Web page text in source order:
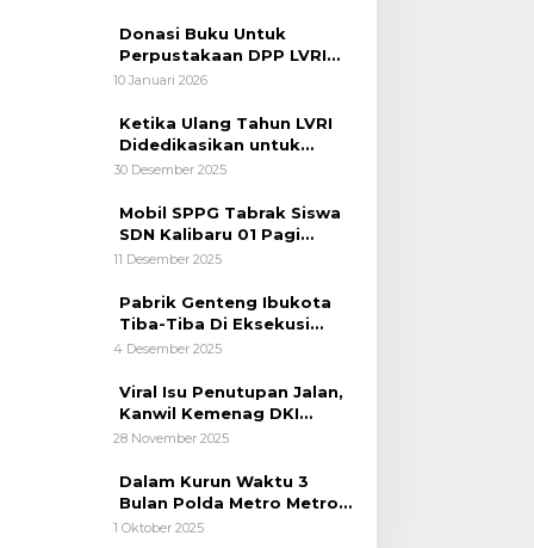
Donasi Buku Untuk
Perpustakaan DPP LVRI
Terus Mengalir
10 Januari 2026
Ketika Ulang Tahun LVRI
Didedikasikan untuk
Kemanusiaan
30 Desember 2025
Mobil SPPG Tabrak Siswa
SDN Kalibaru 01 Pagi
Cilincing Jakarta Utara
11 Desember 2025
Pabrik Genteng Ibukota
Tiba-Tiba Di Eksekusi
Jurusita Pengadilan Negeri
Hukum Sejak Awal
4 Desember 2025
Viral Isu Penutupan Jalan,
Kanwil Kemenag DKI
Jakarta Luruskan Fakta
28 November 2025
Dalam Kurun Waktu 3
Bulan Polda Metro Metro
Ungkap 1,14 Ton Narkoba
1 Oktober 2025